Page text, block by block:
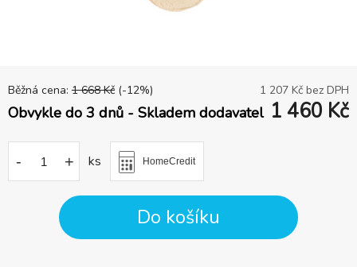
Běžná cena: 1 668 Kč (-12%) 1 207 Kč bez DPH
Obvykle do 3 dnů - Skladem dodavatel 1 460 Kč
- + ks HomeCredit
Do košíku